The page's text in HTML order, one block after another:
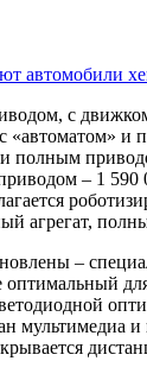
автомобили
с
«автоматом» и
полным
– 1 590
агрегат,
–
оптимальный
мультимедиа